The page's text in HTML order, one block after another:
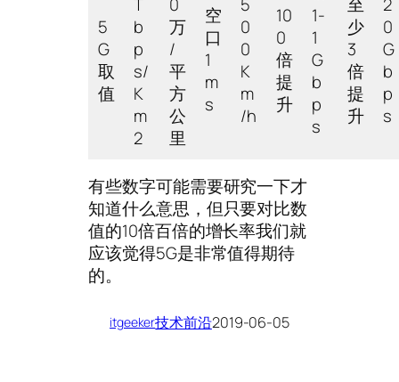
5
G
取
值
b
p
s/
K
m
2
万
/
平
方
公
里
空
口
1
m
s
0
0
K
m
/h
10
0
倍
提
升
1-
1
G
b
p
s
少
3
倍
提
升
0
G
b
p
s
有些数字可能需要研究一下才
知道什么意思，但只要对比数
值的10倍百倍的增长率我们就
应该觉得5G是非常值得期待
的。
itgeeker技术前沿2019-06-05